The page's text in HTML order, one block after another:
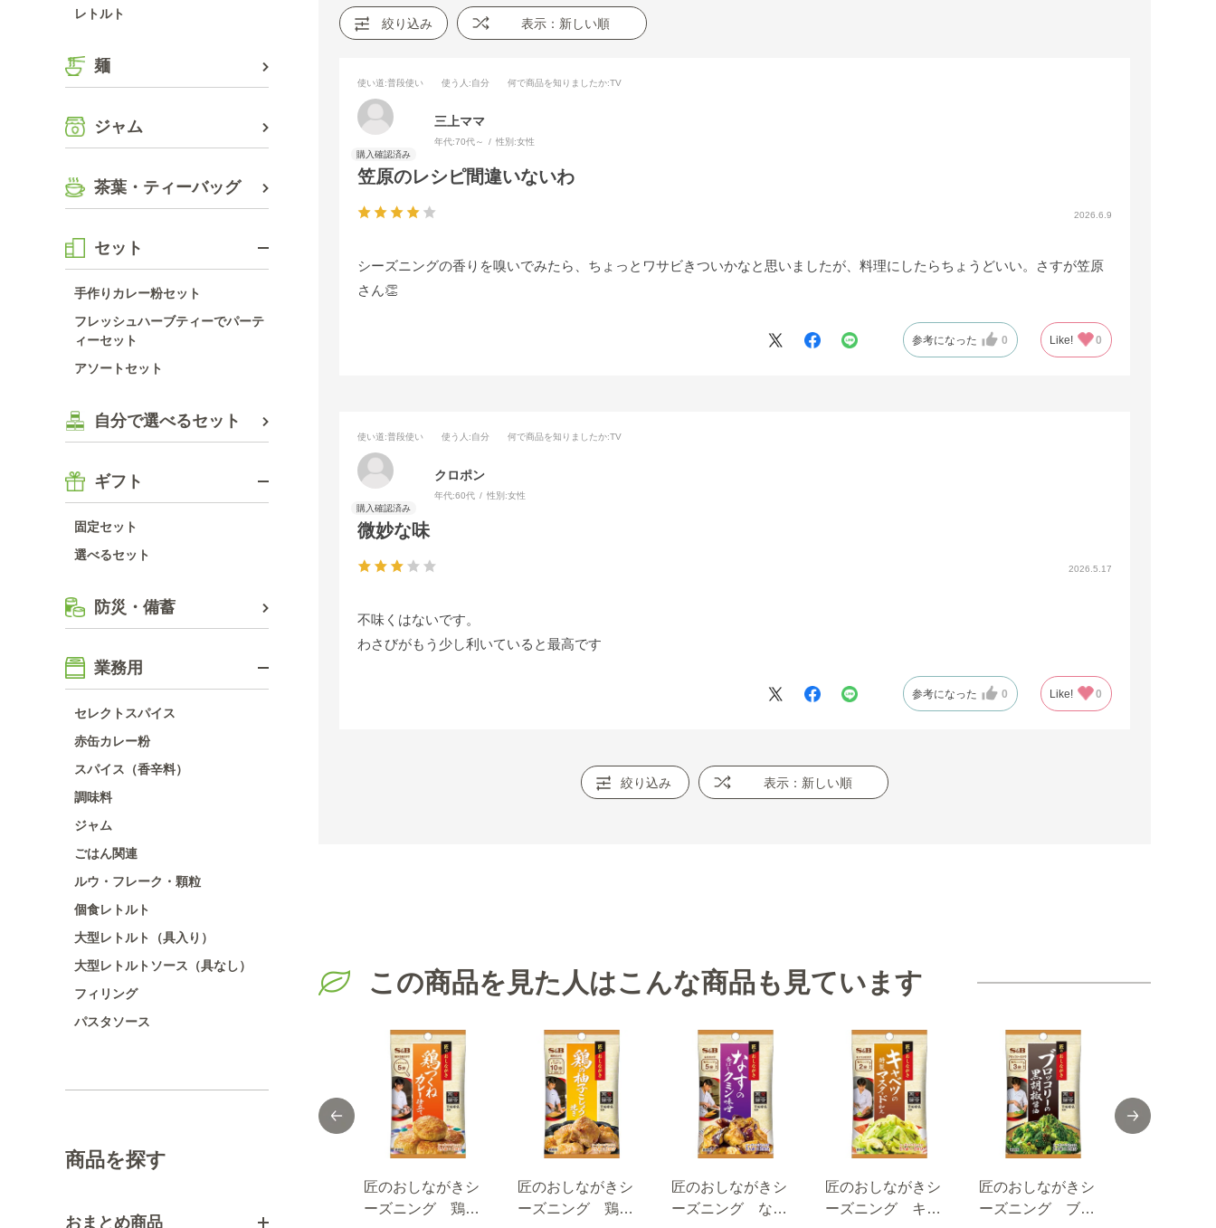
レトルト
麺
ジャム
茶葉・ティーバッグ
セット
手作りカレー粉セット
フレッシュハーブティーでパーテ
ィーセット
アソートセット
自分で選べるセット
ギフト
固定セット
選べるセット
防災・備蓄
業務用
セレクトスパイス
赤缶カレー粉
スパイス（香辛料）
調味料
ジャム
ごはん関連
ルウ・フレーク・顆粒
個食レトルト
大型レトルト（具入り）
大型レトルトソース（具なし）
フィリング
パスタソース
商品を探す
おまとめ商品
絞り込み 表示：新しい順
2026.6.9
笠原のレシピ間違いないわ
使い道:普段使い 使う人 :自分 何で商品を知りましたか:TV
三上ママ
年代:70代～ 性別:女性
シーズニングの香りを嗅いでみたら、ちょっとワサビきついかなと思いましたが、料理にしたらちょうどいい。さすが笠原
さん👏
参考になった 0 Like! 0
2026.5.17
微妙な味
使い道:普段使い 使う人 :自分 何で商品を知りましたか:TV
クロポン
年代:60代 性別:女性
不味くはないです。
わさびがもう少し利いていると最高です
参考になった 0 Like! 0
絞り込み 表示：新しい順
この商品を見た人はこんな商品も見ています
匠のおしながきシ
ーズニング 鶏つ
匠のおしながきシ
ーズニング 鶏の
匠のおしながきシ
ーズニング なす
匠のおしながきシ
ーズニング キャ
匠のおしながきシ
ーズニング ブロ